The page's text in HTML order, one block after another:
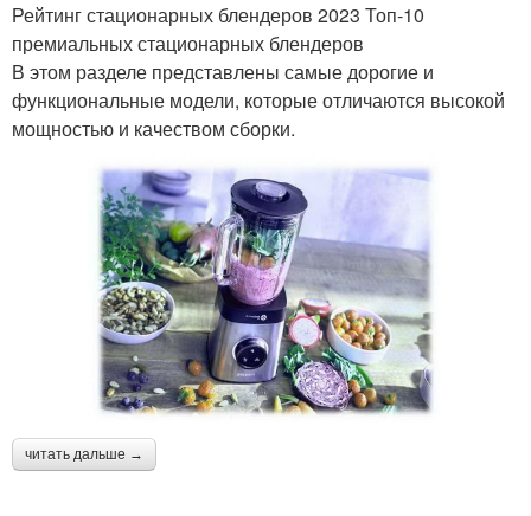
Рейтинг стационарных блендеров 2023 Топ-10
премиальных стационарных блендеров
В этом разделе представлены самые дорогие и
функциональные модели, которые отличаются высокой
мощностью и качеством сборки.
читать дальше →